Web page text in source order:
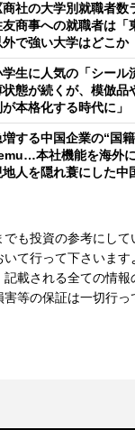
商社の大学別就職者
友商事への就職者は
外で強い大学はどこか
学生に人気の「シー
状態が続くが、模倣
が本格化する時代に」
増する中国企業の“国
本社機能を海外
地人を隠れ蓑にした中
も投資の参考にし
て行って下さいま
載される全ての情報
等の保証は一切行っ